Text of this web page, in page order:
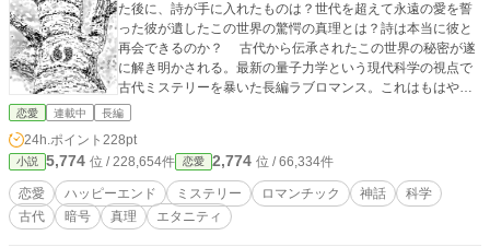
た後に、詩が手に入れたものは？世代を超えて永遠の愛を誓
った彼が遺したこの世界の驚愕の真理とは？詩は本当に彼と
再会できるのか？ 古代から伝承されたこの世界の秘密が遂
に解き明かされる。最新の量子力学という現代科学の視点で
古代ミステリーを暴いた長編ラブロマンス。これはもはや、
ファンタジーの域を越えた究極の愛の物語。恋愛に憧れ愛の
の超大作。 ＊本作品は「小説家になろう」にも掲載していま
す。
恋愛 連載中 長編
24h.ポイント 228pt
小説 5,774 位 / 228,654件 恋愛 2,774 位 / 66,334件
恋愛 ハッピーエンド ミステリー ロマンチック 神話
科学
古代
暗号 真理 エタニティ